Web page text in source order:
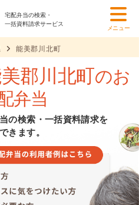
宅配弁当の検索・
一括資料請求サービス
メニュー
能美郡川北町
郡川北町のお
弁当
の検索・一括資料請求を
きます。